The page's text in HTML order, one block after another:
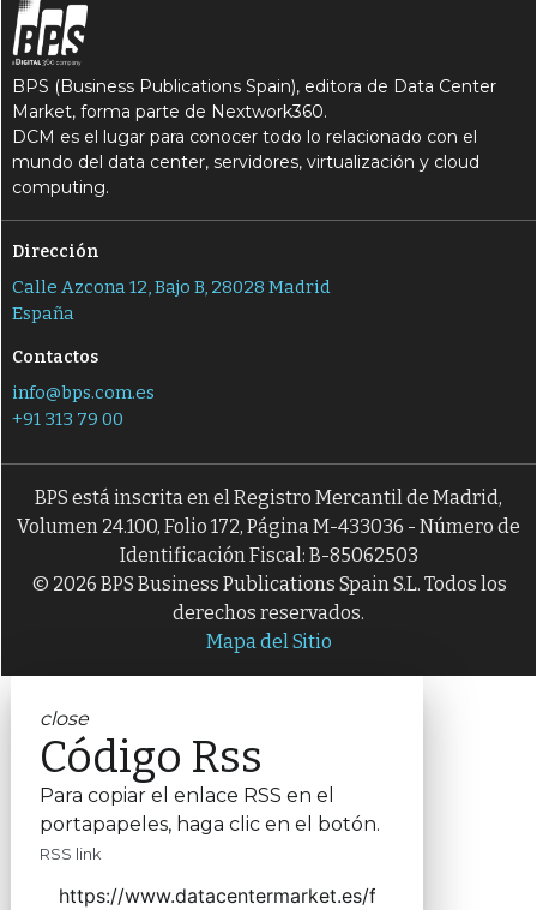
BPS (Business Publications Spain), editora de Data Center
Market, forma parte de Nextwork360.
DCM es el lugar para conocer todo lo relacionado con el
mundo del data center, servidores, virtualización y cloud
computing.
Dirección
Calle Azcona 12, Bajo B, 28028 Madrid
España
Contactos
info@bps.com.es
+91 313 79 00
BPS está inscrita en el Registro Mercantil de Madrid,
Volumen 24.100, Folio 172, Página M-433036 - Número de
Identificación Fiscal: B-85062503
© 2026 BPS Business Publications Spain S.L. Todos los
derechos reservados.
Mapa del Sitio
close
Código Rss
Para copiar el enlace RSS en el
portapapeles, haga clic en el botón.
RSS link